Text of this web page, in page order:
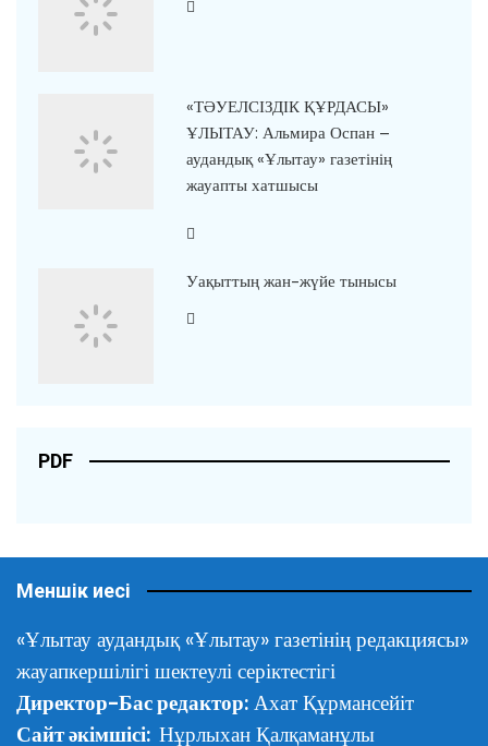
«ТӘУЕЛСІЗДІК ҚҰРДАСЫ»
ҰЛЫТАУ: Альмира Оспан –
аудандық «Ұлытау» газетінің
жауапты хатшысы
Уақыттың жан-жүйе тынысы
PDF
Меншік иесі
«Ұлытау аудандық «Ұлытау» газетінің редакциясы»
жауапкершілігі шектеулі серіктестігі
Директор-Бас редактор: Ахат Құрмансейіт
Сайт әкімшісі: Нұрлыхан Қалқаманұлы